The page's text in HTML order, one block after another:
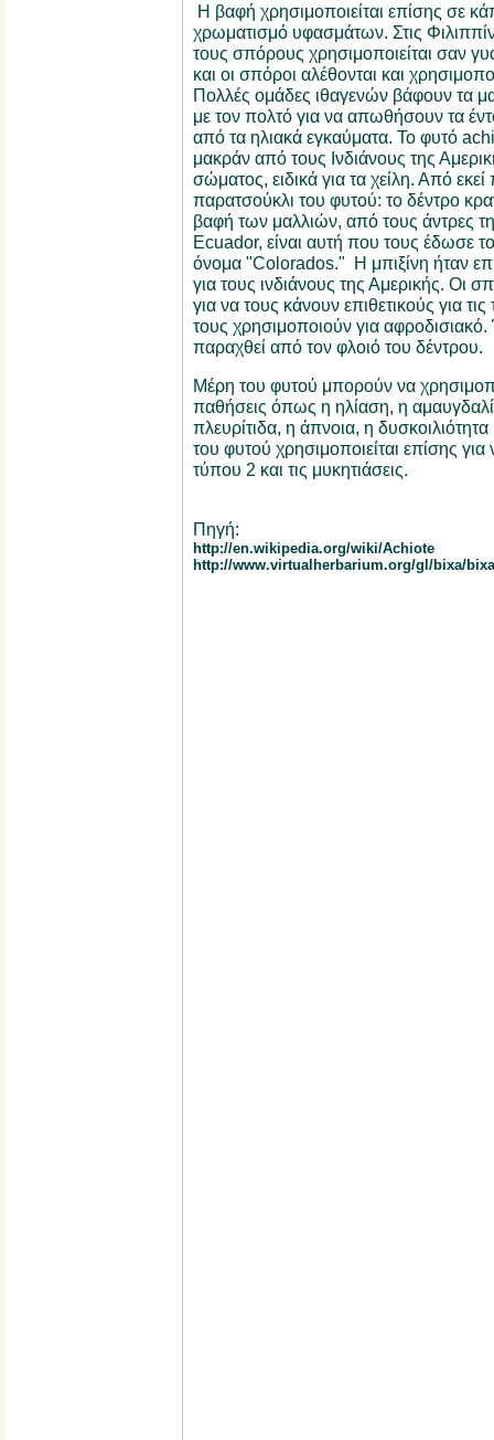
Η βαφή χρησιμοποιείται επίσης σε
χρωματισμό υφασμάτων. Στις
τους σπόρους χρησιμοποιείται σαν
και οι σπόροι αλέθονται και
Πολλές ομάδες ιθαγενών βάφουν τα
με τον πολτό για να απωθήσουν τα
από τα ηλιακά εγκαύματα. Το φυτό
μακράν από τους Ινδιάνους της
σώματος, ειδικά για τα χείλη. Από εκεί
παρατσούκλι του φυτού: το δέντρο
βαφή των μαλλιών, από τους άντρες
Ecuador, είναι αυτή που τους έδωσε
όνομα "Colorados." Η μπιξίνη ήταν
για τους ινδιάνους της Αμερικής. Οι
για να τους κάνουν επιθετικούς για τις
τους χρησιμοποιούν για
παραχθεί από τον φλοιό του δέντρου.
Μέρη του φυτού μπορούν να
παθήσεις όπως η ηλίαση, η
πλευρίτιδα, η άπνοια, η
του φυτού χρησιμοποιείται επίσης
τύπου 2 και τις μυκητιάσεις.
Πηγή:
http://en.wikipedia.org/wiki/Achiote
http://www.virtualherbarium.org/gl/bixa/